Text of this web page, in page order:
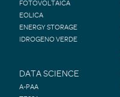
FOTOVOLTAICA
EOLICA
ENERGY STORAGE
IDROGENO VERDE
DATA SCIENCE
A-PAA